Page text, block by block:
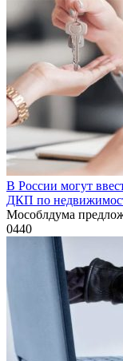
В России могут
ДКП по
Мособлдума
0440